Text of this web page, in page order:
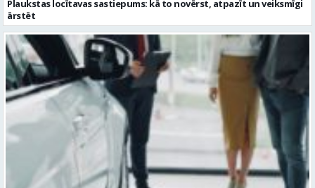
Kāpēc divus trīs gadus veci mazlietoti auto ar garantiju ir laba izvēle